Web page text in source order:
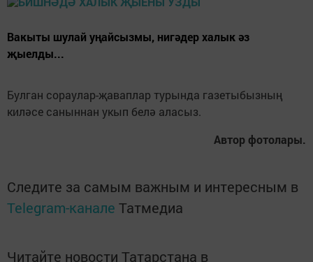
Вакыты шулай уңайсызмы, нигәдер халык әз
җыелды...
Булган сораулар-җаваплар турында газетыбызның
киләсе саныннан укып белә аласыз.
Автор фотолары.
Следите за самым важным и интересным в
Telegram-канале Татмедиа
Читайте новости Татарстана в